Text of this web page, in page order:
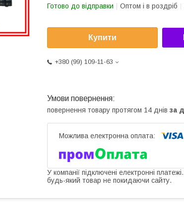
Готово до відправки Оптом і в роздріб
Купити
+380 (99) 109-11-63
повернення товару протягом 14 днів за
У компанії підключені електронні
будь-який товар не покидаючи сайту.